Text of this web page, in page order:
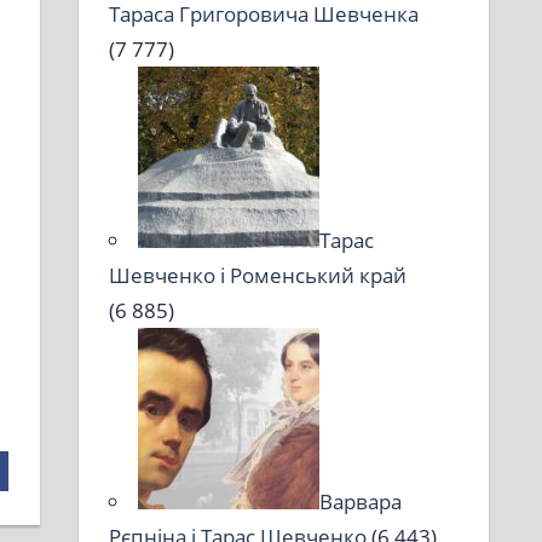
Тараса Григоровича Шевченка
(7 777)
Тарас
Шевченко і Роменський край
(6 885)
Варвара
Рєпніна і Тарас Шевченко(6 443)